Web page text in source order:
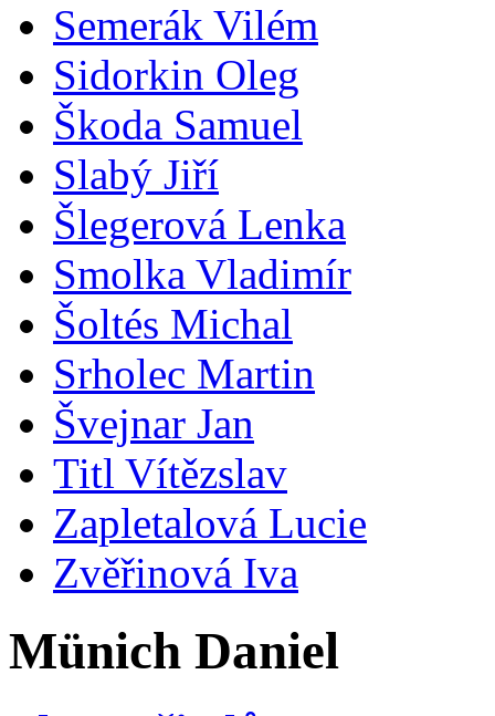
Semerák Vilém
Sidorkin Oleg
Škoda Samuel
Slabý Jiří
Šlegerová Lenka
Smolka Vladimír
Šoltés Michal
Srholec Martin
Švejnar Jan
Titl Vítězslav
Zapletalová Lucie
Zvěřinová Iva
Münich Daniel